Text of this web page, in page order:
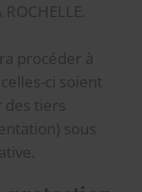
procéder à
ci soient
tiers
sous